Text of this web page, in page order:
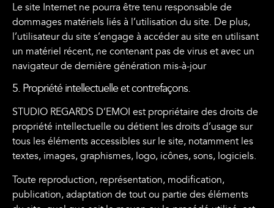
Le site Internet ne pourra être tenu responsable de
dommages matériels liés à l’utilisation du site. De plus,
l’utilisateur du site s’engage à accéder au site en utilisant
un matériel récent, ne contenant pas de virus et avec un
navigateur de dernière génération mis-à-jour
5. Propriété intellectuelle et contrefaçons.
STUDIO REGARDS D’EMOI est propriétaire des droits de
propriété intellectuelle ou détient les droits d’usage sur
tous les éléments accessibles sur le site, notamment les
textes, images, graphismes, logo, icônes, sons, logiciels.
Toute reproduction, représentation, modification,
publication, adaptation de tout ou partie des éléments